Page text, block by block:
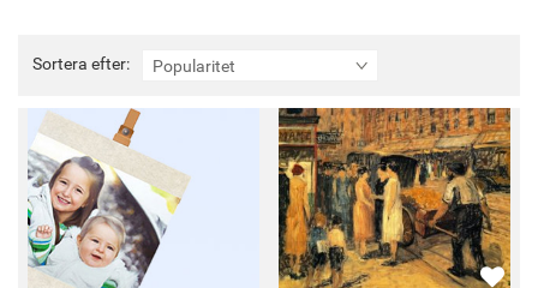
Sortera efter: Popularitet
Sortera
efter: